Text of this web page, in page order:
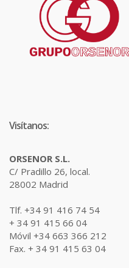
Visítanos:
ORSENOR S.L.
C/ Pradillo 26, local.
28002 Madrid
Tlf. +34 91 416 74 54
+ 34 91 415 66 04
Móvil +34 663 366 212
Fax. + 34 91 415 63 04